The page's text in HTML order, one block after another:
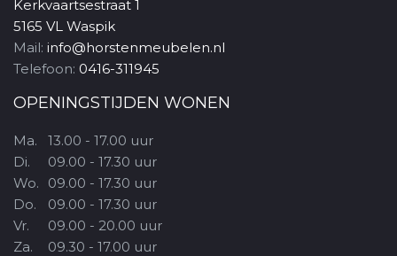
Kerkvaartsestraat 1
5165 VL Waspik
Mail: info@horstenmeubelen.nl
Telefoon: 0416-311945
OPENINGSTIJDEN WONEN
Ma.
Di.
Wo.
Do.
Vr.
Za.
13.00 - 17.00 uur
09.00 - 17.30 uur
09.00 - 17.30 uur
09.00 - 17.30 uur
09.00 - 20.00 uur
09.30 - 17.00 uur